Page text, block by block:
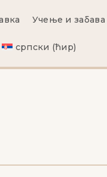
Учење и забава
српски (ћир)